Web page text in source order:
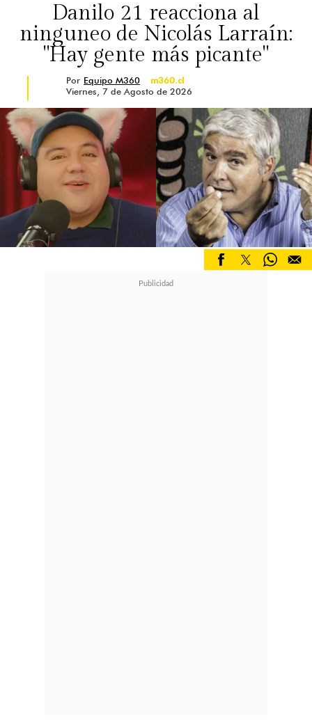
Danilo 21 reacciona al
ninguneo de Nicolás Larraín:
"Hay gente más picante"
Por Equipo M360
m360.cl
Viernes, 7 de Agosto de 2026